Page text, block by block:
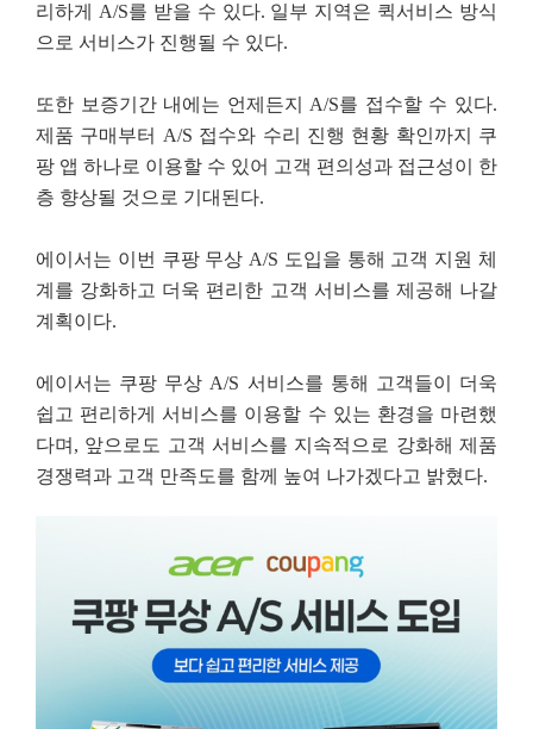
리하게 A/S를 받을 수 있다. 일부 지역은 퀵서비스 방식
으로 서비스가 진행될 수 있다.
또한 보증기간 내에는 언제든지 A/S를 접수할 수 있다.
제품 구매부터 A/S 접수와 수리 진행 현황 확인까지 쿠
팡 앱 하나로 이용할 수 있어 고객 편의성과 접근성이 한
층 향상될 것으로 기대된다.
에이서는 이번 쿠팡 무상 A/S 도입을 통해 고객 지원 체
계를 강화하고 더욱 편리한 고객 서비스를 제공해 나갈
계획이다.
에이서는 쿠팡 무상 A/S 서비스를 통해 고객들이 더욱
쉽고 편리하게 서비스를 이용할 수 있는 환경을 마련했
다며, 앞으로도 고객 서비스를 지속적으로 강화해 제품
경쟁력과 고객 만족도를 함께 높여 나가겠다고 밝혔다.